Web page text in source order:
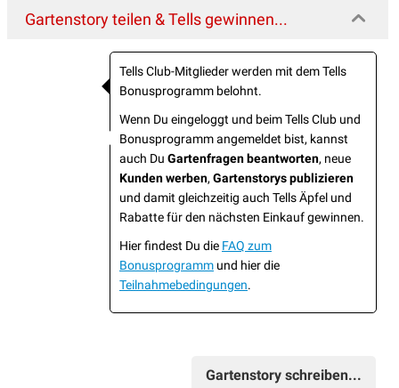
Gartenstory teilen & Tells gewinnen...
Tells Club-Mitglieder werden mit dem Tells
Bonusprogramm belohnt.
Wenn Du eingeloggt und beim Tells Club und
Bonusprogramm angemeldet bist, kannst
auch Du Gartenfragen beantworten, neue
Kunden werben, Gartenstorys publizieren
und damit gleichzeitig auch Tells Äpfel und
Rabatte für den nächsten Einkauf gewinnen.
Hier findest Du die FAQ zum
Bonusprogramm und hier die
Teilnahmebedingungen.
Gartenstory schreiben...